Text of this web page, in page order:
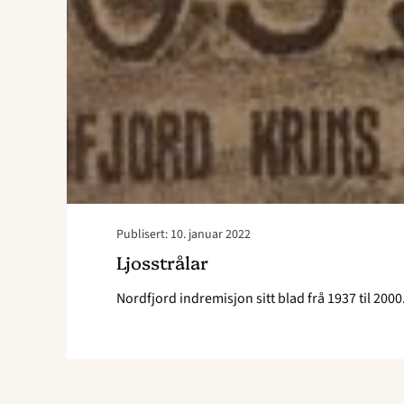
Publisert: 10. januar 2022
Ljosstrålar
Nordfjord indremisjon sitt blad frå 1937 til